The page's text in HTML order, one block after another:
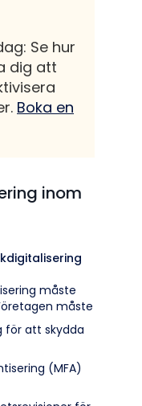
Se hur
dig att
Boka en
inom
måste
måste
för att skydda
(MFA)